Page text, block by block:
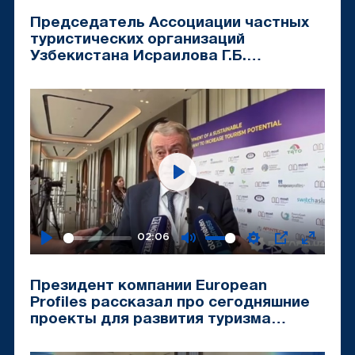
Председатель Ассоциации частных
туристических организаций
Узбекистана Исраилова Г.Б.
Узбекистане
Play
02:06
Mute Settings
PIP Enter
Play
Президент компании European
Profiles рассказал про сегодняшние
проекты для развития туризма